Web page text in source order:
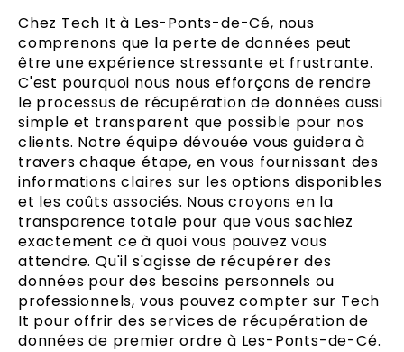
Chez Tech It à Les-Ponts-de-Cé, nous
comprenons que la perte de données peut
être une expérience stressante et frustrante.
C'est pourquoi nous nous efforçons de rendre
le processus de récupération de données aussi
simple et transparent que possible pour nos
clients. Notre équipe dévouée vous guidera à
travers chaque étape, en vous fournissant des
informations claires sur les options disponibles
et les coûts associés. Nous croyons en la
transparence totale pour que vous sachiez
exactement ce à quoi vous pouvez vous
attendre. Qu'il s'agisse de récupérer des
données pour des besoins personnels ou
professionnels, vous pouvez compter sur Tech
It pour offrir des services de récupération de
données de premier ordre à Les-Ponts-de-Cé.